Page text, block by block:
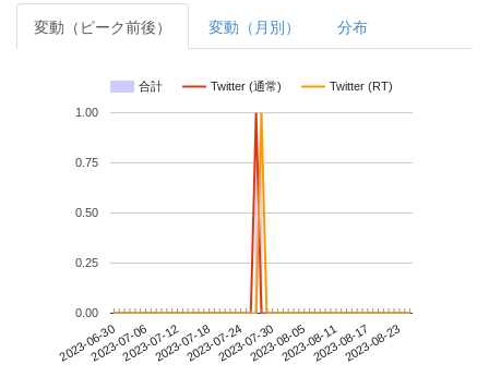
変動（ピーク前後） 変動（月別） 分布
合計 Twitter (通常) Twitter (RT)
2023-06-302023-07-062023-07-122023-07-182023-07-242023-07-302023-08-052023-08-112023-08-172023-08-23
0.00
0.25
0.50
0.75
1.00